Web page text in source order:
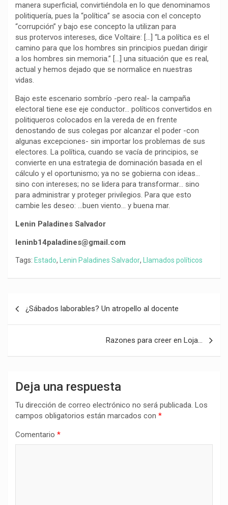
manera superficial, convirtiéndola en lo que denominamos
politiquería, pues la “política” se asocia con el concepto
“corrupción” y bajo ese concepto la utilizan para
sus protervos intereses, dice Voltaire: […] “La política es el
camino para que los hombres sin principios puedan dirigir
a los hombres sin memoria.” […] una situación que es real,
actual y hemos dejado que se normalice en nuestras
vidas.
Bajo este escenario sombrío -pero real- la campaña
electoral tiene ese eje conductor… políticos convertidos en
politiqueros colocados en la vereda de en frente
denostando de sus colegas por alcanzar el poder -con
algunas excepciones- sin importar los problemas de sus
electores. La política, cuando se vacía de principios, se
convierte en una estrategia de dominación basada en el
cálculo y el oportunismo; ya no se gobierna con ideas…
sino con intereses; no se lidera para transformar… sino
para administrar y proteger privilegios. Para que esto
cambie les deseo: …buen viento… y buena mar.
Lenin Paladines Salvador ​​
leninb14paladines@gmail.com
Tags: Estado, Lenin Paladines Salvador, Llamados políticos
¿Sábados laborables? Un atropello al docente
Razones para creer en Loja…
Deja una respuesta
Tu dirección de correo electrónico no será publicada. Los
campos obligatorios están marcados con *
Comentario *